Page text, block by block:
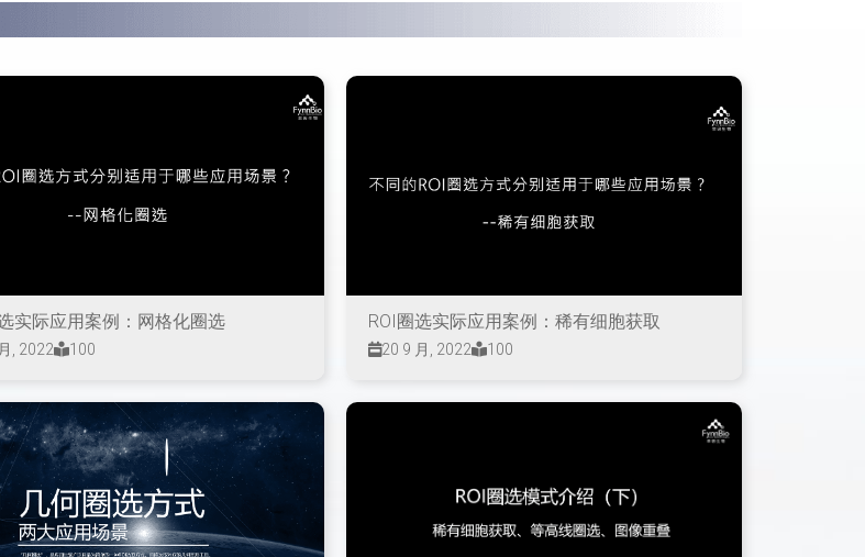
实际应用案例：网格化圈选
, 2022 100
ROI圈选实际应用案例：稀有细胞获取
20 9 月, 2022 100